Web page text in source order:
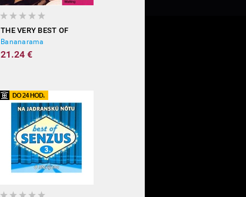
THE VERY BEST OF
Bananarama
21.24 €